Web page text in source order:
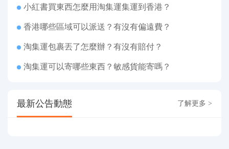
小紅書買東西怎麼用淘集運集運到香港？
香港哪些區域可以派送？有沒有偏遠費？
淘集運包裹丟了怎麼辦？有沒有賠付？
淘集運可以寄哪些東西？敏感貨能寄嗎？
最新公告動態 了解更多 >